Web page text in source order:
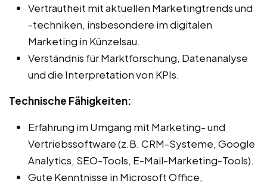
Vertrautheit mit aktuellen Marketingtrends und
-techniken, insbesondere im digitalen
Marketing in Künzelsau.
Verständnis für Marktforschung, Datenanalyse
und die Interpretation von KPIs.
Technische Fähigkeiten:
Erfahrung im Umgang mit Marketing- und
Vertriebssoftware (z.B. CRM-Systeme, Google
Analytics, SEO-Tools, E-Mail-Marketing-Tools).
Gute Kenntnisse in Microsoft Office,